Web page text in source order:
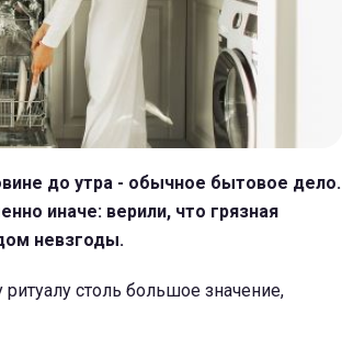
до утра - обычное бытовое дело.
иначе: верили, что грязная
невзгоды.
столь большое значение,